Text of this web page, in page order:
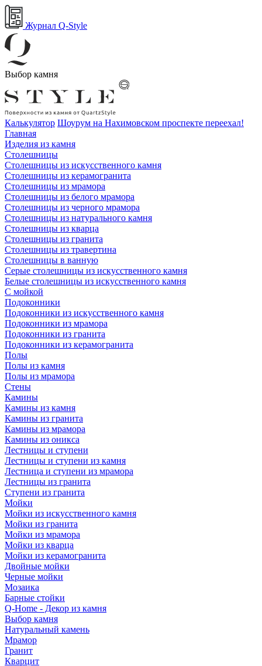
Журнал Q-Style
Выбор камня
Калькулятор Шоурум на Нахимовском проспекте переехал!
Главная
Изделия из камня
Столешницы
Столешницы из искусственного камня
Столешницы из керамогранита
Столешницы из мрамора
Столешницы из белого мрамора
Столешницы из черного мрамора
Столешницы из натурального камня
Столешницы из кварца
Столешницы из гранита
Столешницы из травертина
Столешницы в ванную
Серые столешницы из искусственного камня
Белые столешницы из искусственного камня
С мойкой
Подоконники
Подоконники из искусственного камня
Подоконники из мрамора
Подоконники из гранита
Подоконники из керамогранита
Полы
Полы из камня
Полы из мрамора
Стены
Камины
Камины из камня
Камины из гранита
Камины из мрамора
Камины из оникса
Лестницы и ступени
Лестницы и ступени из камня
Лестница и ступени из мрамора
Лестницы из гранита
Ступени из гранита
Мойки
Мойки из искусственного камня
Мойки из гранита
Мойки из мрамора
Мойки из кварца
Мойки из керамогранита
Двойные мойки
Черные мойки
Мозаика
Барные стойки
Q-Home - Декор из камня
Выбор камня
Натуральный камень
Мрамор
Гранит
Кварцит